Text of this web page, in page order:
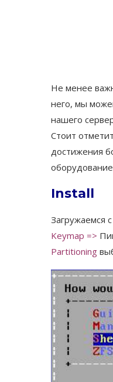
Не менее
него, мы
нашего
Стоит
достижения
Install
Загружаемся
Keymap =>
Partitioning